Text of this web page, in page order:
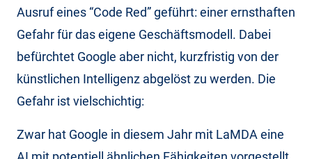
Ausruf eines “Code Red” geführt: einer ernsthaften
Gefahr für das eigene Geschäftsmodell. Dabei
befürchtet Google aber nicht, kurzfristig von der
künstlichen Intelligenz abgelöst zu werden. Die
Gefahr ist vielschichtig:
Zwar hat Google in diesem Jahr mit LaMDA eine